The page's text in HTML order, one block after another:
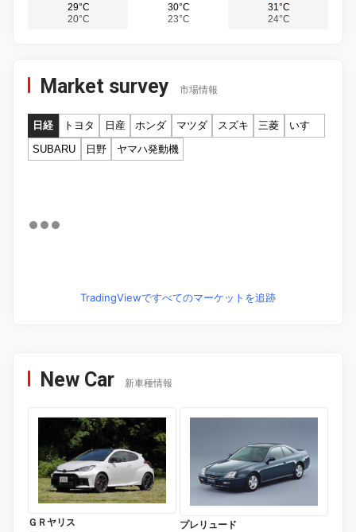
29°C
20°C
30°C
23°C
31°C
24°C
Market survey 市場情報
日経 トヨタ 日産 ホンダ マツダ スズキ 三菱
いすゞ
SUBARU
日野 ヤマハ発動機
TradingViewですべてのマーケットを追跡
New Car 新車種情報
ＧＲヤリス プレリュード